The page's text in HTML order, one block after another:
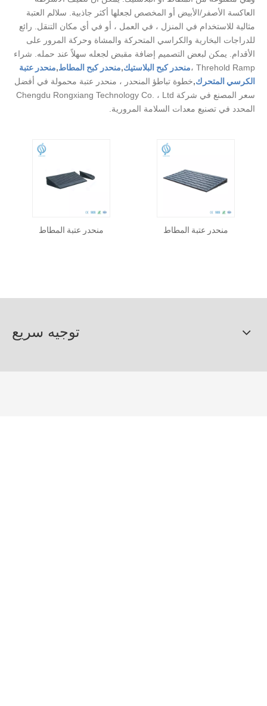
العاكسة الأصفر/الأبيض أو المخصص لجعلها أكثر جاذبية. سلالم العتبة
مثالية للاستخدام في المنزل ، في العمل ، أو في أي مكان التنقل. رائع
للدراجات البخارية والكراسي المتحركة والمشاة وحركة المرور على
الأقدام. يمكن لبعض التصميم إضافة مقبض لجعله سهلاً عند حمله. شراء
Threhold Ramp ،
منحدر كبح البلاستيك,منحدر كبح المطاط,منحدر عتبة
الكرسي المتحرك,خطوة تباطؤ المنحدر ، منحدر عتبة محمولة في أفضل
سعر المصنع في شركة Chengdu Rongxiang Technology Co. ، Ltd
المحدد في تصنيع معدات السلامة المرورية.
منحدر عتبة المطاط منحدر عتبة المطاط
توجيه سريع